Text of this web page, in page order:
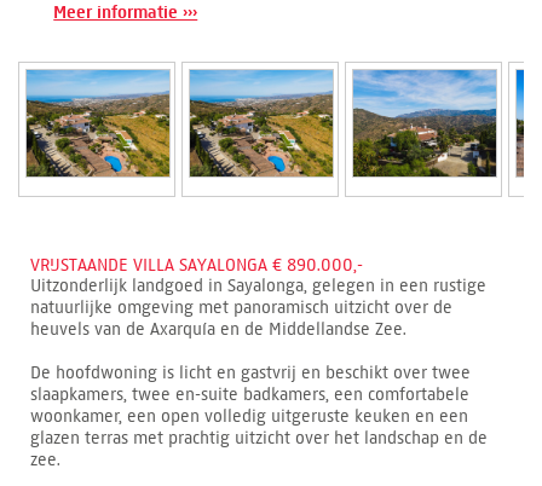
Meer informatie ›››
VRIJSTAANDE VILLA SAYALONGA € 890.000,-
Uitzonderlijk landgoed in Sayalonga, gelegen in een rustige
natuurlijke omgeving met panoramisch uitzicht over de
heuvels van de Axarquía en de Middellandse Zee.
De hoofdwoning is licht en gastvrij en beschikt over twee
slaapkamers, twee en-suite badkamers, een comfortabele
woonkamer, een open volledig uitgeruste keuken en een
glazen terras met prachtig uitzicht over het landschap en de
zee.